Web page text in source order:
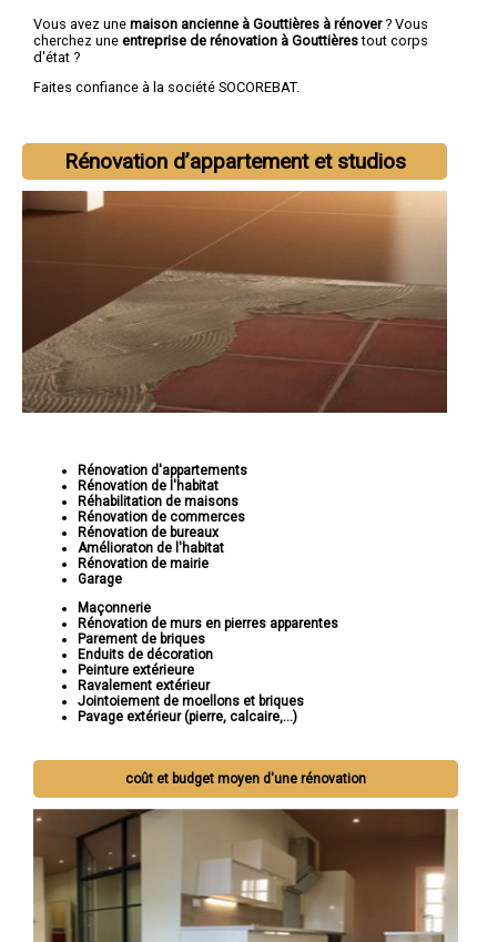
Vous avez une maison ancienne à Gouttières à rénover? Vous
cherchez une entreprise de rénovation à Gouttièrestout corps
d'état ?
Faites confiance à la société SOCOREBAT.
Rénovation d’appartement et studios
Rénovation d'appartements
Rénovation de l'habitat
Réhabilitation de maisons
Rénovation de commerces
Rénovation de bureaux
Amélioraton de l'habitat
Rénovation de mairie
Garage
Maçonnerie
Rénovation de murs en pierres apparentes
Parement de briques
Enduits de décoration
Peinture extérieure
Ravalement extérieur
Jointoiement de moellons et briques
Pavage extérieur (pierre, calcaire,...)
coût et budget moyen d'une rénovation